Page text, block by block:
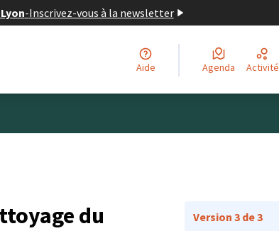
-Inscrivez-vous à la newsletter
Aide Agenda Activité
du
Version 3 de 3